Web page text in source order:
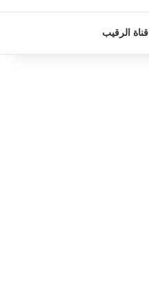
قناة الرقيب